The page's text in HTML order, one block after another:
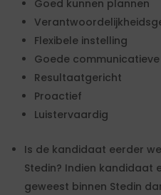
Goed kunnen plannen
Flexibele instelling
Goede
Resultaatgericht
Proactief
Luistervaardig
Is de kandidaat eerder
Stedin? Indien kandidaat
geweest binnen Stedin